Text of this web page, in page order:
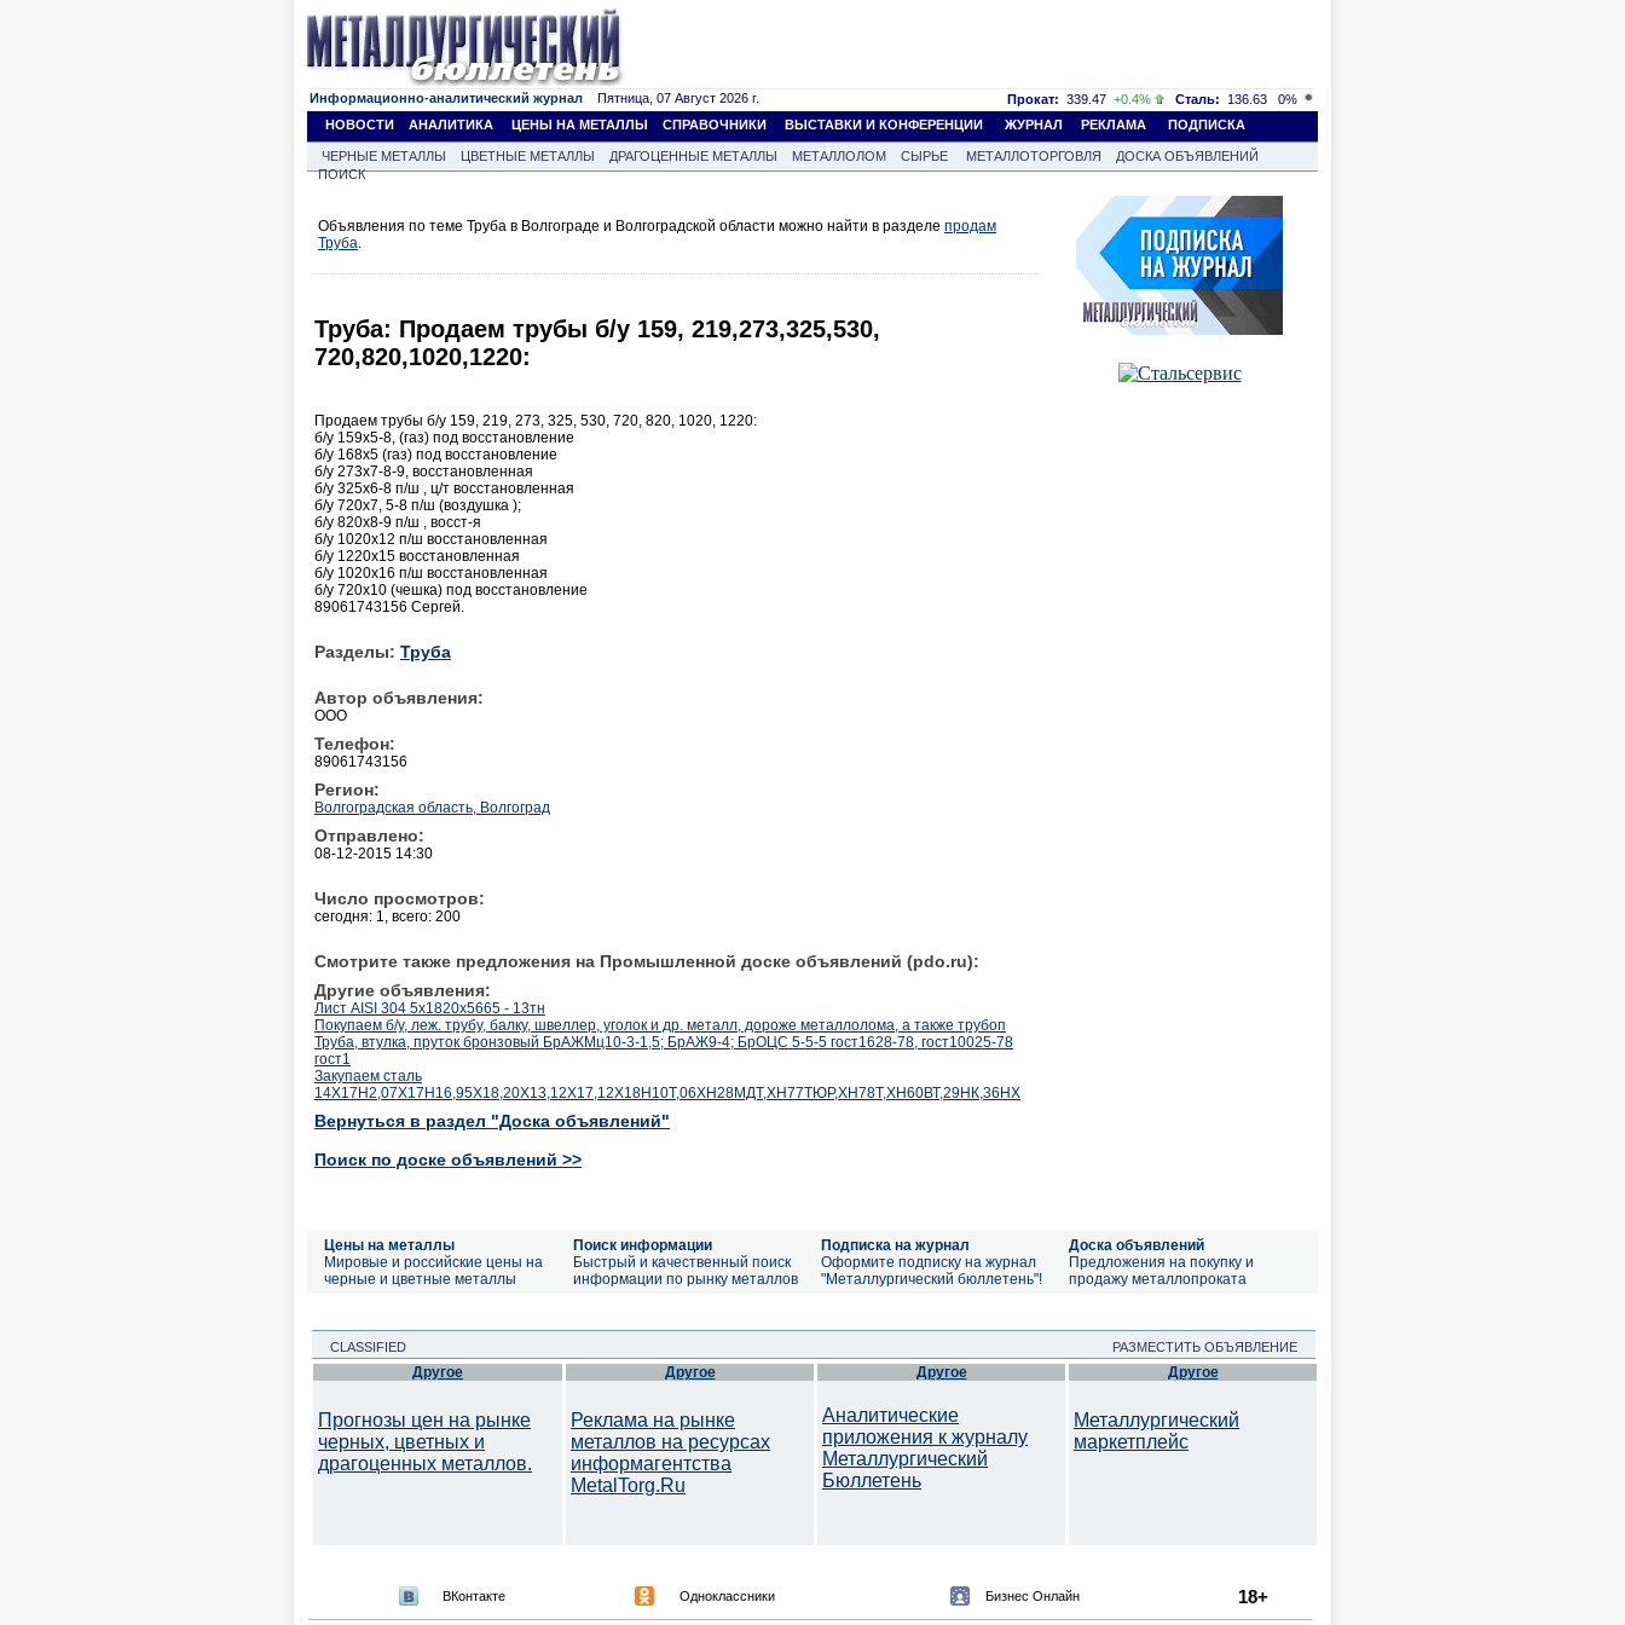
Информационно-аналитический журнал Пятница, 07 Август 2026 г. Прокат: 339.47 +0.4% Сталь: 136.63
0%
НОВОСТИ
АНАЛИТИКА ЦЕНЫ НА МЕТАЛЛЫ СПРАВОЧНИКИ ВЫСТАВКИ И КОНФЕРЕНЦИИ ЖУРНАЛ РЕКЛАМА ПОДПИСКА
ЧЕРНЫЕ МЕТАЛЛЫ ЦВЕТНЫЕ МЕТАЛЛЫ ДРАГОЦЕННЫЕ МЕТАЛЛЫ МЕТАЛЛОЛОМ СЫРЬЕ МЕТАЛЛОТОРГОВЛЯ
ДОСКА ОБЪЯВЛЕНИЙ
ПОИСК
Объявления по теме Труба в Волгограде и Волгоградской области можно найти в разделе продам
Труба.
Труба: Продаем трубы б/у 159, 219,273,325,530,
720,820,1020,1220:
Продаем трубы б/у 159, 219, 273, 325, 530, 720, 820, 1020, 1220:
б/у 159х5-8, (газ) под восстановление
б/у 168х5 (газ) под восстановление
б/у 273х7-8-9, восстановленная
б/у 325х6-8 п/ш , ц/т восстановленная
б/у 720х7, 5-8 п/ш (воздушка );
б/у 820х8-9 п/ш , восст-я
б/у 1020х12 п/ш восстановленная
б/у 1220х15 восстановленная
б/у 1020х16 п/ш восстановленная
б/у 720х10 (чешка) под восстановление
89061743156 Сергей.
Разделы: Труба
Автор объявления:
ООО
Телефон:
89061743156
Регион:
Волгоградская область, Волгоград
Отправлено:
08-12-2015 14:30
Число просмотров:
сегодня: 1, всего: 200
Смотрите также предложения на Промышленной доске объявлений (pdo.ru):
Другие объявления:
Лист AISI 304 5х1820х5665 - 13тн
Покупаем б/у, леж. трубу, балку, швеллер, уголок и др. металл, дороже металлолома, а также трубоп
Труба, втулка, пруток бронзовый БрАЖМц10-3-1,5; БрАЖ9-4; БрОЦС 5-5-5 гост1628-78, гост10025-78
гост1
Закупаем сталь
14Х17Н2,07Х17Н16,95Х18,20Х13,12Х17,12Х18Н10Т,06ХН28МДТ,ХН77ТЮР,ХН78Т,ХН60ВТ,29НК,36НХ
Вернуться в раздел "Доска объявлений"
Поиск по доске объявлений >>
Цены на металлы
Мировые и российские цены на
черные и цветные металлы
Поиск информации
Быстрый и качественный поиск
информации по рынку металлов
Подписка на журнал
Оформите подписку на журнал
"Металлургический бюллетень"!
Доска объявлений
Предложения на покупку и
продажу металлопроката
CLASSIFIED РАЗМЕСТИТЬ ОБЪЯВЛЕНИЕ
Другое
Прогнозы цен на рынке
черных, цветных и
драгоценных металлов.
Другое
Реклама на рынке
металлов на ресурсах
информагентства
MetalTorg.Ru
Другое
Аналитические
приложения к журналу
Металлургический
Бюллетень
Другое
Металлургический
маркетплейс
ВКонтакте Одноклассники Бизнес Онлайн 18+